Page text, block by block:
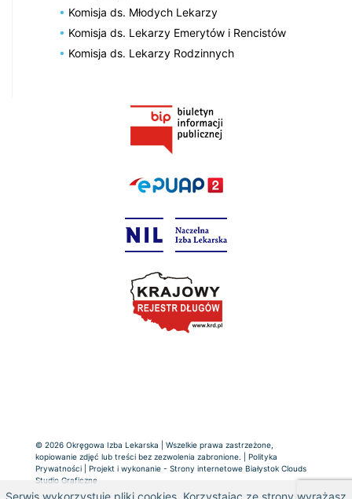
Komisja ds. Młodych Lekarzy
Komisja ds. Lekarzy Emerytów i Rencistów
Komisja ds. Lekarzy Rodzinnych
© 2026 Okręgowa Izba Lekarska | Wszelkie prawa zastrzeżone,
kopiowanie zdjęć lub treści bez zezwolenia zabronione. | Polityka
Prywatności | Projekt i wykonanie - Strony internetowe Białystok Clouds
Studio Graficzne
Serwis wykorzystuje pliki cookies. Korzystając ze strony wyrażasz